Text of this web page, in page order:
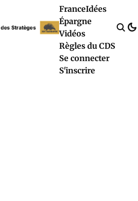
FranceIdées
Épargne
Vidéos
Règles du CDS
Se connecter
S'inscrire